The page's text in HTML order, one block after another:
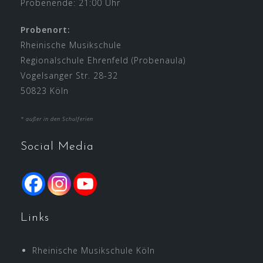
Probenende: 21:00 Uhr
Probenort:
Rheinische Musikschule
Regionalschule Ehrenfeld (Probenaula)
Vogelsanger Str. 28-32
50823 Köln
* außer in den Schulferien
Social Media
Links
Rheinische Musikschule Köln